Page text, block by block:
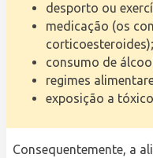
desporto ou
medicação (os
corticoesteroides);
consumo de
regimes
exposição a
Consequentemente, a